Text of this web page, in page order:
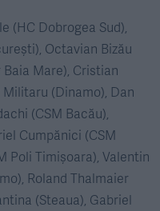
(HC Dobrogea Sud),
Octavian Bizău
Mare), Cristian
(Dinamo), Dan
(CSM Bacău),
Cumpănici (CSM
Poli Timișoara), Valentin
Roland Thalmaier
(Steaua), Gabriel